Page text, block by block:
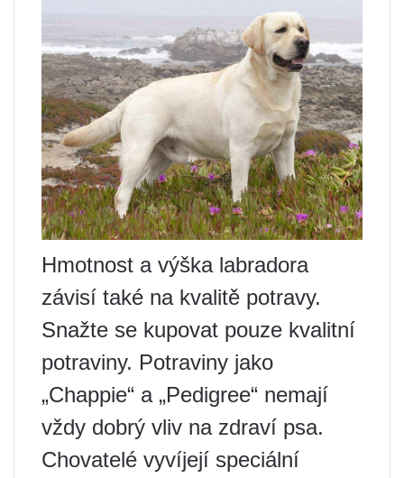
Hmotnost a výška labradora
závisí také na kvalitě potravy.
Snažte se kupovat pouze kvalitní
potraviny. Potraviny jako
„Chappie“ a „Pedigree“ nemají
vždy dobrý vliv na zdraví psa.
Chovatelé vyvíjejí speciální